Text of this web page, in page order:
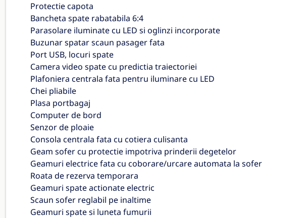
Protectie capota
Bancheta spate rabatabila 6:4
Parasolare iluminate cu LED si oglinzi incorporate
Buzunar spatar scaun pasager fata
Port USB, locuri spate
Camera video spate cu predictia traiectoriei
Plafoniera centrala fata pentru iluminare cu LED
Chei pliabile
Plasa portbagaj
Computer de bord
Senzor de ploaie
Consola centrala fata cu cotiera culisanta
Geam sofer cu protectie impotriva prinderii degetelor
Geamuri electrice fata cu coborare/urcare automata la sofer
Roata de rezerva temporara
Geamuri spate actionate electric
Scaun sofer reglabil pe inaltime
Geamuri spate si luneta fumurii